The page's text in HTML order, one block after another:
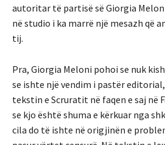
autoritar të partisë së Giorgia
në studio i ka marrë një mesazh që
tij.
Pra, Giorgia Meloni pohoi se nuk
se ishte një vendim i pastër
tekstin e Scruratit në faqen e saj në
se kjo është shuma e kërkuar nga
cila do të ishte në origjinën e